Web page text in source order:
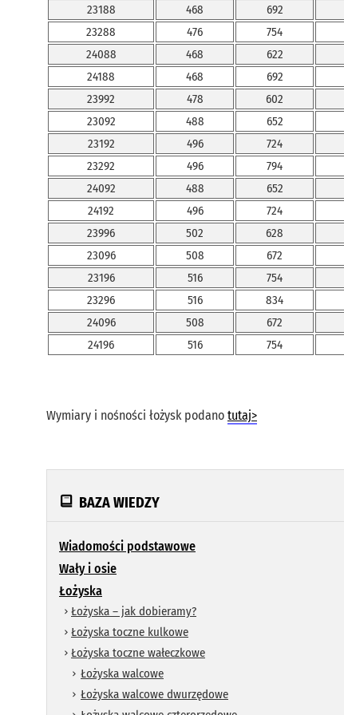
Dwuteowniki szerokostopowe HEM
Teowniki
Ceowniki – wymiary
Ceowniki – dane wytrzymałościowe
Ceowniki ekonomiczne – wymiary
Ceowniki ekonomiczne – dane wytrzymałościowe
Kątowniki równoramienne – wymiary
Kątowniki równoramienne – dane wytrzymałościowe
Kątowniki nierównoramienne – wymiary
Kątowniki nierównoramienne – dane wytrzymałościowe
Tolerancje i pasowania
Tolerancje wymiarów
Pasowanie wymiarów
Zasady pasowania wymiarów
Dobór pasowań wymiarów
Pasowania według zasady stałego otworu
Klasy dokładności i odpowiadające im wielkości pól tolerancji
Położenie pól tolerancji względem wymiaru normalnego
Rysunki sposobu montażu nakrętek łożyskowych
Materiały konstrukcyjne
Stale
Żeliwa
Staliwa
Oznaczenia powłok ochronnych w elementach konstrukcyjnych
Elementy znormalizowane
Elementy uzupełniające
Postacie konstrukcyjne wkrętów
23188
468 692
23288
476 754
24088
468 622
24188
468 692
23992
478 602
23092
488 652
23192
496 724
23292
496 794
24092
488 652
24192
496 724
23996
502 628
23096
508 672
23196
516 754
23296
516 834
24096
508 672
24196
516 754
Wymiary i nośności łożysk podano tutaj>
BAZA WIEDZY
Wiadomości podstawowe
Wały i osie
Łożyska
Łożyska – jak dobieramy?
Łożyska toczne kulkowe
Łożyska toczne wałeczkowe
Łożyska walcowe
Łożyska walcowe dwurzędowe